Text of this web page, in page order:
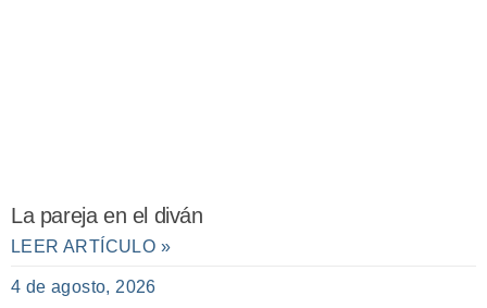
La pareja en el diván
LEER ARTÍCULO »
4 de agosto, 2026